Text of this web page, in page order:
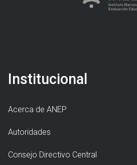
Institucional
Acerca de ANEP
Autoridades
Consejo Directivo Central